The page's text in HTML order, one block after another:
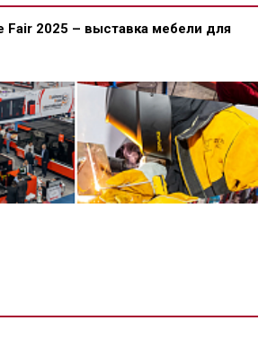
Fair 2025 – выставка мебели для